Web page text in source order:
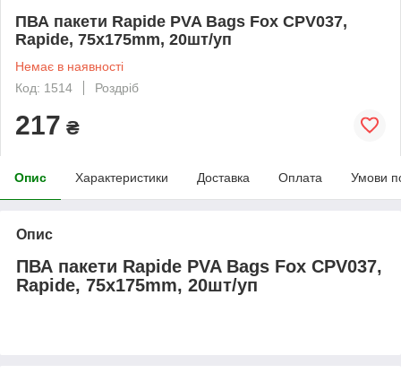
ПВА пакети Rapide PVA Bags Fox CPV037,
Rapide, 75x175mm, 20шт/уп
Немає в наявності
Код: 1514
Роздріб
217 ₴
Опис Характеристики Доставка Оплата Умови
Опис
ПВА пакети Rapide PVA Bags Fox CPV037,
Rapide, 75x175mm, 20шт/уп